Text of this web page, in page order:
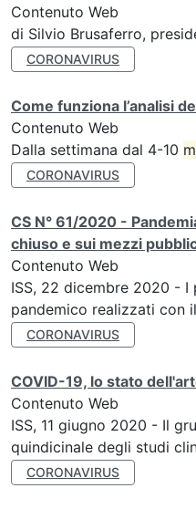
Contenuto Web
di Silvio Brusaferro,
CORONAVIRUS
Come funziona l’analisi
Contenuto Web
Dalla settimana dal 4-10
CORONAVIRUS
CS N° 61/2020 -
chiuso e sui mezzi
Contenuto Web
ISS, 22 dicembre 2020 -
pandemico realizzati con
CORONAVIRUS
COVID-19, lo stato
Contenuto Web
ISS, 11 giugno 2020 - Il
quindicinale degli studi
CORONAVIRUS